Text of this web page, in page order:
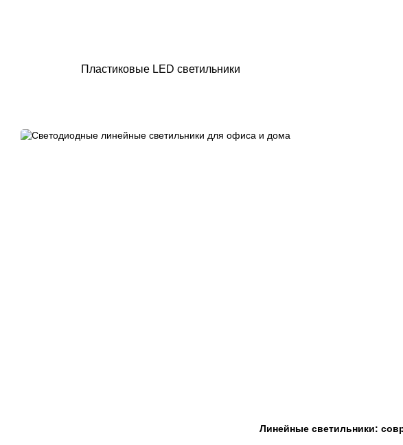
Линейные светильники:
Пластиковые LED светильники